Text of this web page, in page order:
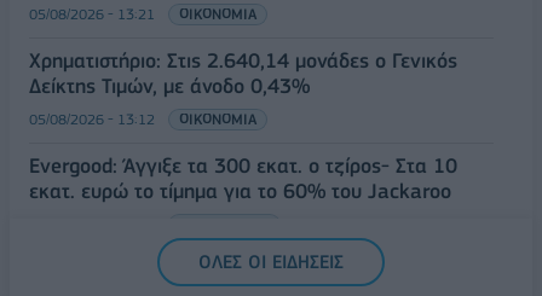
05/08/2026 - 13:21 ΟΙΚΟΝΟΜΙΑ
Χρηματιστήριο: Στις 2.640,14 μονάδες ο Γενικός
Δείκτης Τιμών, με άνοδο 0,43%
05/08/2026 - 13:12 ΟΙΚΟΝΟΜΙΑ
Evergood: Άγγιξε τα 300 εκατ. ο τζίρος- Στα 10
εκατ. ευρώ το τίμημα για το 60% του Jackaroo
ΟΛΕΣ ΟΙ ΕΙΔΗΣΕΙΣ